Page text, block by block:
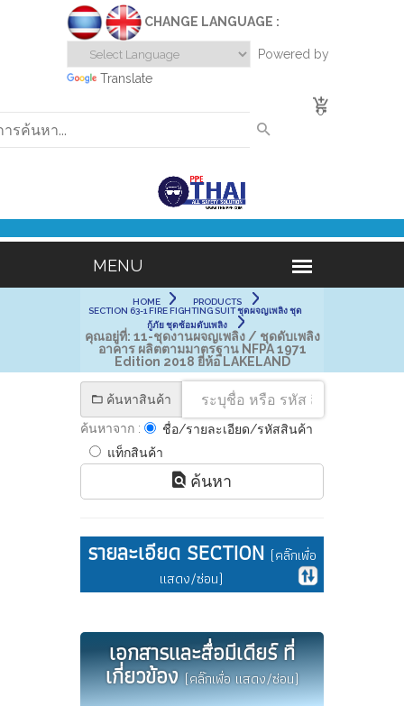
CHANGE LANGUAGE :
Powered by
Translate
0
HOME
PRODUCTS
SECTION 63-1 FIRE FIGHTING SUIT ชุดผจญเพลิง ชุด
กู้ภัย ชุดซ้อมดับเพลิง
คุณอยู่ที่: 11-ชุดงานผจญเพลิง / ชุดดับเพลิง
อาคาร ผลิตตามมาตรฐาน NFPA 1971
Edition 2018 ยี่ห้อ LAKELAND
ค้นหาสินค้า
ค้นหาจาก :
ชื่อ/รายละเอียด/รหัสสินค้า
แท็กสินค้า
ค้นหา
รายละเอียด SECTION (คลิ๊กเพื่อ
แสดง/ซ่อน)
เอกสารและสื่อมีเดียร์ ที่
เกี่ยวข้อง(คลิ๊กเพื่อ แสดง/ซ่อน)